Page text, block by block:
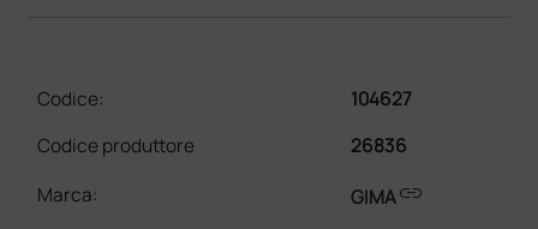
Codice:
104627
Codice produttore
26836
Marca:
GIMAlink